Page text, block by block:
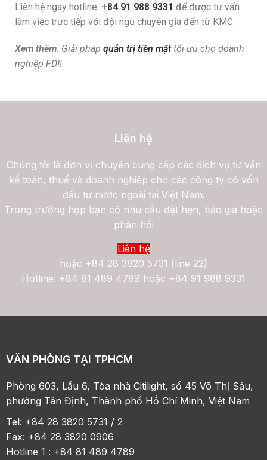
Liên hệ ngay hotline: +84 91 988 9331 để được tư vấn
làm việc trực tiếp với đội ngũ chuyên gia đến từ KMC.
Xem thêm: Giải pháp quản trị tiền mặttối ưu cho doanh
nghiệp FDI!
Liên hệ
Chúng tôi là đơn vị chuyên cung cấp các dịch vụ tư vấn
kế toán, thuế và doanh nghiệp cho các công ty có vốn
đầu tư nước ngoài tại Việt Nam.
Trong trường hợp bạn có nhu cầu đặt hẹn, báo giá hoặc
phản hồi
Liên hệ
hoặc +84 28 3820 5731 (line 22)
Hotline: +84 81 489 4789 hoặc +84 91 988 9331
VĂN PHÒNG TẠI TPHCM
Phòng 603, Lầu 6, Tòa nhà Citilight, số 45 Võ Thị Sáu,
phường Tân Định, Thành phố Hồ Chí Minh, Việt Nam
Tel: +84 28 3820 5731 / 2
Fax: +84 28 3820 0906
Hotline 1 : +84 81 489 4789